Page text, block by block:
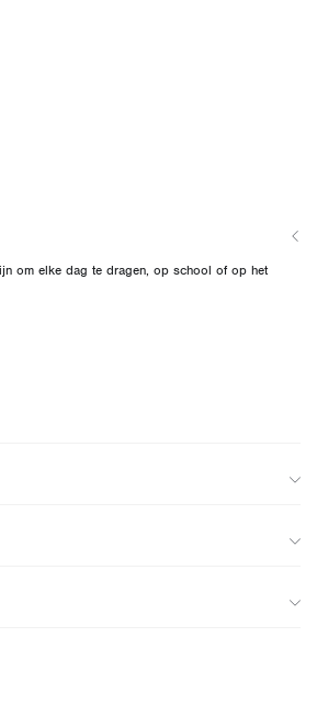
om elke dag te dragen, op school of op het